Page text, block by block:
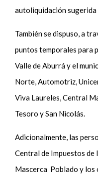
autoliquidación sugerida
También se dispuso, a
puntos temporales para
Valle de Aburrá y el
Norte, Automotriz,
Viva Laureles, Central
Tesoro y San Nicolás.
Adicionalmente, las
Central de Impuestos de
Mascerca Poblado y los